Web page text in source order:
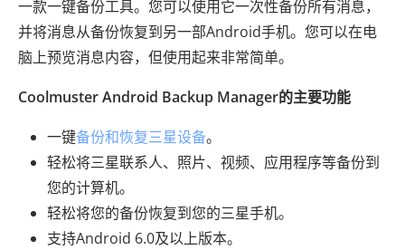
一款一键备份工具。您可以使用它一次性备份所有消息，
并将消息从备份恢复到另一部Android手机。您可以在电
脑上预览消息内容，但使用起来非常简单。
Coolmuster Android Backup Manager的主要功能
一键备份和恢复三星设备。
轻松将三星联系人、照片、视频、应用程序等备份到
您的计算机。
轻松将您的备份恢复到您的三星手机。
支持Android 6.0及以上版本。